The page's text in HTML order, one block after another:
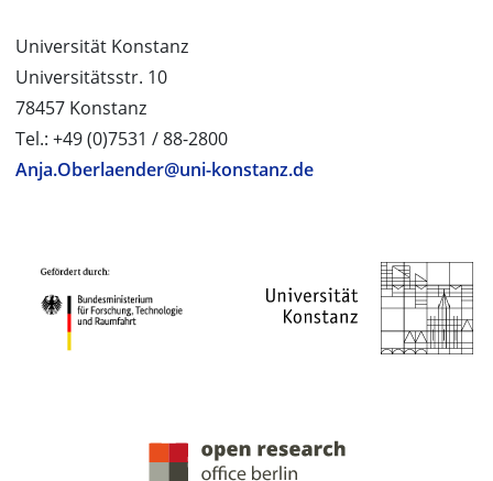
Universität Konstanz
Universitätsstr. 10
78457 Konstanz
Tel.: +49 (0)7531 / 88-2800
Anja.Oberlaender@uni-konstanz.de